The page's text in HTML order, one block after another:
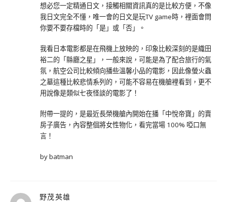
想必您一定精通日文，接觸相關資訊真的是比較方便，不像
我日文完全不懂，唯一會的日文是玩TV game時，裡面會問
你要不要存檔時的「是」或「否」。
我看日本電影都是在飛機上放映的，印象比較深刻的是織田
裕二的「縣廳之星」，一般來說，可能是為了配合旅行的氣
氛，航空公司比較傾向播些溫馨小品的電影，因此像螢火蟲
之墓這種比較悲情系列的，可能不容易在機艙裡看到，更不
用說像是類似七夜怪談的電影了！
附帶一提的，是最近長榮機艙內開始在播「中悅帝寶」的賣
房子廣告，內容整個將女性物化，看完當場 100% 啞口無
言！
by batman
野茂英雄